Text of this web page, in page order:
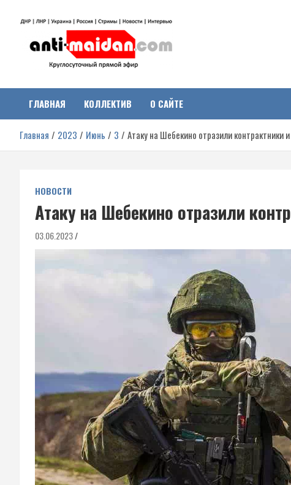
Антимайдан:
Гражданская война на
Украине
о гражданской войне на Украине, включая события в Новороссии,
ДНР, ЛНР и других регионах.
ГЛАВНАЯ КОЛЛЕКТИВ О САЙТЕ
Главная 2023 Июнь 3 Атаку на Шебекино отразили
НОВОСТИ
Атаку на Шебекино отразили
03.06.2023